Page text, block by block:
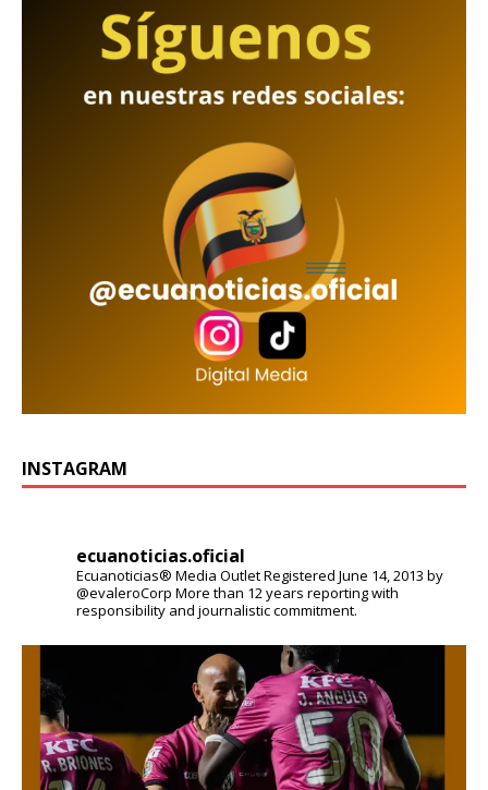
INSTAGRAM
ecuanoticias.oficial
Ecuanoticias® Media OutletRegistered June 14, 2013 by
@evaleroCorp More than 12 years reporting with
responsibility and journalistic commitment.